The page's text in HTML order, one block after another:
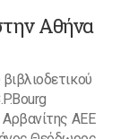
Αθήνα
Αρβανίτης ΑΕΕ